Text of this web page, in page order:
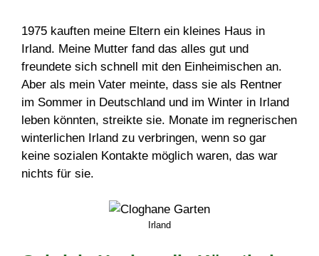
1975 kauften meine Eltern ein kleines Haus in
Irland. Meine Mutter fand das alles gut und
freundete sich schnell mit den Einheimischen an.
Aber als mein Vater meinte, dass sie als Rentner
im Sommer in Deutschland und im Winter in Irland
leben könnten, streikte sie. Monate im regnerischen
winterlichen Irland zu verbringen, wenn so gar
keine sozialen Kontakte möglich waren, das war
nichts für sie.
Irland